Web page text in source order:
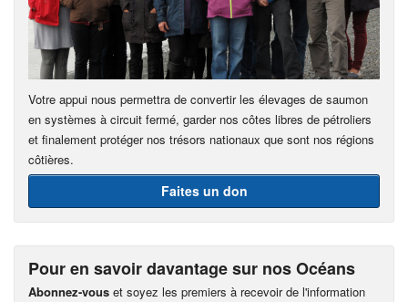
Votre appui nous permettra de convertir les élevages de saumon
en systèmes à circuit fermé, garder nos côtes libres de pétroliers
et finalement protéger nos trésors nationaux que sont nos régions
côtières.
Faites un don
Pour en savoir davantage sur nos Océans
Abonnez-vous et soyez les premiers à recevoir de l'information